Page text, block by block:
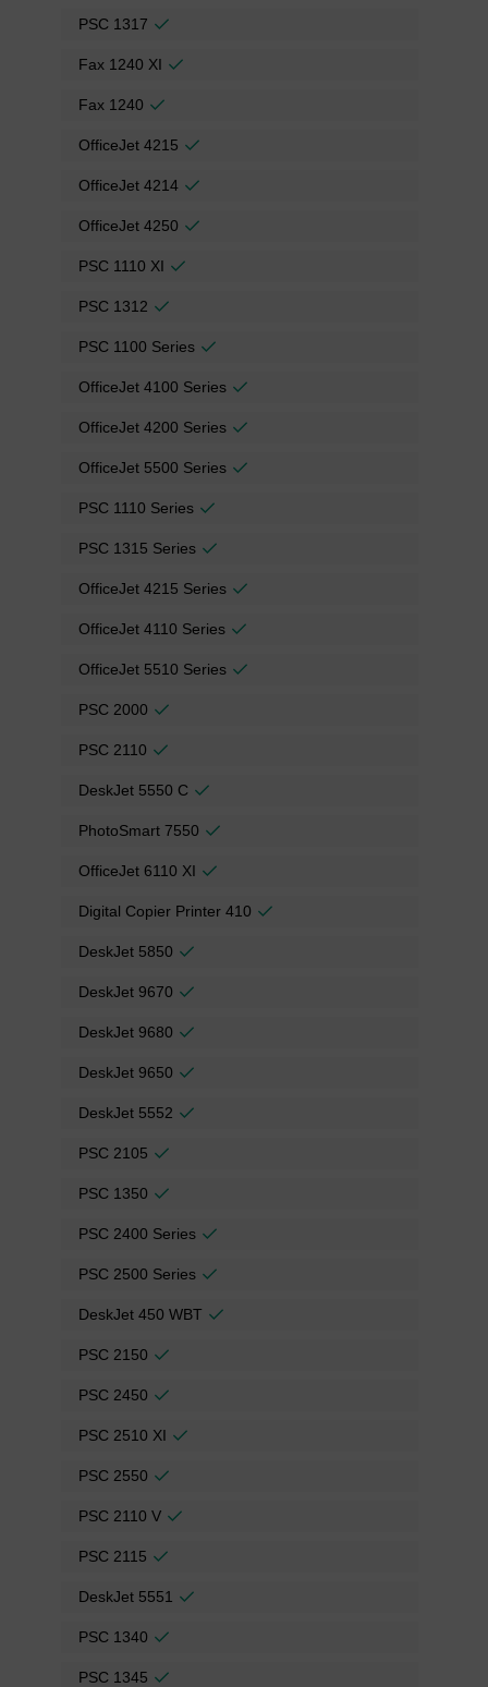
PSC 1317
Fax 1240 XI
Fax 1240
OfficeJet 4215
OfficeJet 4214
OfficeJet 4250
PSC 1110 XI
PSC 1312
PSC 1100 Series
OfficeJet 4100 Series
OfficeJet 4200 Series
OfficeJet 5500 Series
PSC 1110 Series
PSC 1315 Series
OfficeJet 4215 Series
OfficeJet 4110 Series
OfficeJet 5510 Series
PSC 2000
PSC 2110
DeskJet 5550 C
PhotoSmart 7550
OfficeJet 6110 XI
Digital Copier Printer 410
DeskJet 5850
DeskJet 9670
DeskJet 9680
DeskJet 9650
DeskJet 5552
PSC 2105
PSC 1350
PSC 2400 Series
PSC 2500 Series
DeskJet 450 WBT
PSC 2150
PSC 2450
PSC 2510 XI
PSC 2550
PSC 2110 V
PSC 2115
DeskJet 5551
PSC 1340
PSC 1345